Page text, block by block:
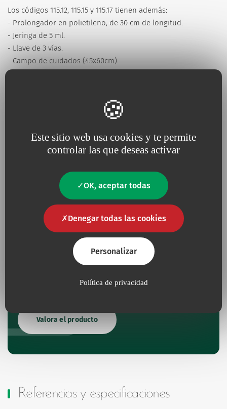
Este sitio web usa cookies y te permite
controlar las que deseas activar
OK, aceptar todas
Denegar todas las cookies
Personalizar
Política de privacidad
Los códigos 115.12, 115.15 y 115.17 tienen además:
- Prolongador en polietileno, de 30 cm de longitud.
- Jeringa de 5 ml.
- Llave de 3 vías.
- Campo de cuidados (45x60cm).
Contacto
Contacto
Danos tu opinión
experiencia con nuestros equipos de I+D.
Valora el producto
Referencias y especificaciones